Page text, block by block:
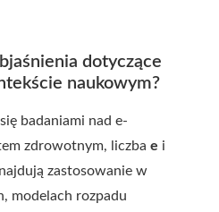
dotyczące
naukowym?
badaniami nad e-
zdrowotnym, liczba e i
zastosowanie w
modelach rozpadu